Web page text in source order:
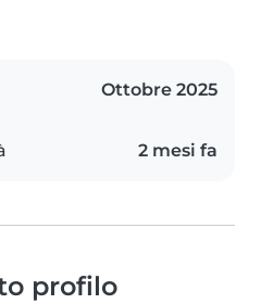
Ottobre 2025
2 mesi fa
profilo